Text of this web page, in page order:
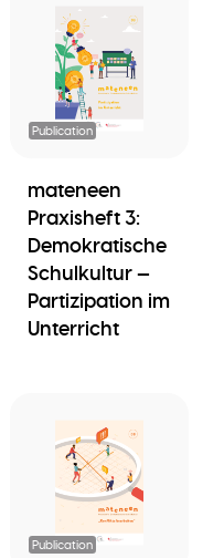
Publication
mateneen
Praxisheft 3:
Demokratische
Schulkultur —
Partizipation im
Unterricht
Publication